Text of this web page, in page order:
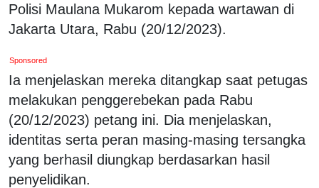
Polisi Maulana Mukarom kepada wartawan di
Jakarta Utara, Rabu (20/12/2023).
Sponsored
Ia menjelaskan mereka ditangkap saat petugas
melakukan penggerebekan pada Rabu
(20/12/2023) petang ini. Dia menjelaskan,
identitas serta peran masing-masing tersangka
yang berhasil diungkap berdasarkan hasil
penyelidikan.